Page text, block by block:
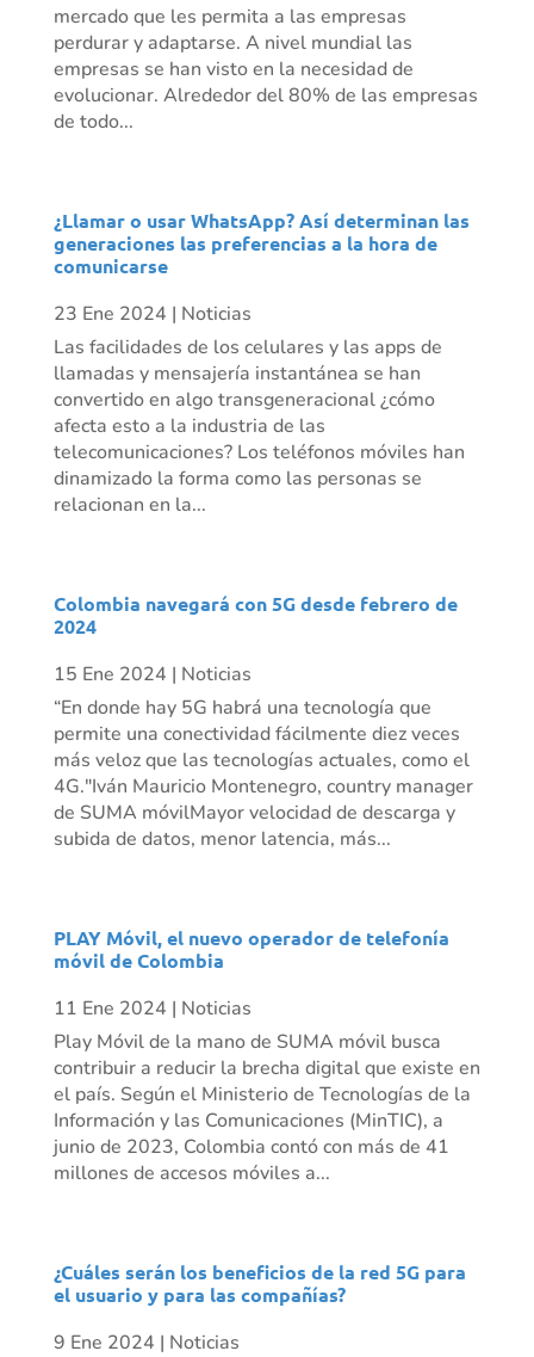
mercado que les permita a las empresas
perdurar y adaptarse. A nivel mundial las
empresas se han visto en la necesidad de
evolucionar. Alrededor del 80% de las empresas
de todo...
¿Llamar o usar WhatsApp? Así determinan las
generaciones las preferencias a la hora de
comunicarse
23 Ene 2024 | Noticias
Las facilidades de los celulares y las apps de
llamadas y mensajería instantánea se han
convertido en algo transgeneracional ¿cómo
afecta esto a la industria de las
telecomunicaciones? Los teléfonos móviles han
dinamizado la forma como las personas se
relacionan en la...
Colombia navegará con 5G desde febrero de
2024
15 Ene 2024 | Noticias
“En donde hay 5G habrá una tecnología que
permite una conectividad fácilmente diez veces
más veloz que las tecnologías actuales, como el
4G."Iván Mauricio Montenegro, country manager
de SUMA móvilMayor velocidad de descarga y
subida de datos, menor latencia, más...
PLAY Móvil, el nuevo operador de telefonía
móvil de Colombia
11 Ene 2024 | Noticias
Play Móvil de la mano de SUMA móvil busca
contribuir a reducir la brecha digital que existe en
el país. Según el Ministerio de Tecnologías de la
Información y las Comunicaciones (MinTIC), a
junio de 2023, Colombia contó con más de 41
millones de accesos móviles a...
¿Cuáles serán los beneficios de la red 5G para
el usuario y para las compañías?
9 Ene 2024 | Noticias